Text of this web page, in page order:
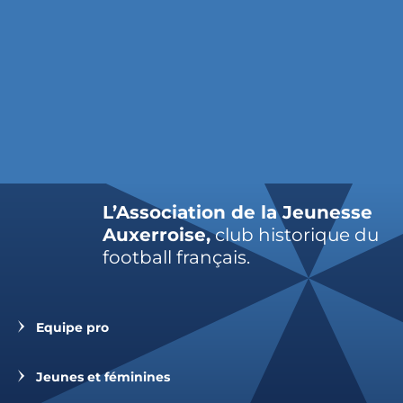
L’Association de la Jeunesse
Auxerroise,club historique du
football français.
Equipe pro
Jeunes et féminines